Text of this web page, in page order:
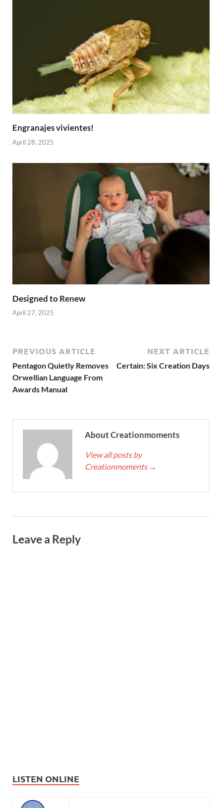
Engranajes vivientes!
April 28, 2025
Designed to Renew
April 27, 2025
PREVIOUS ARTICLE
Pentagon Quietly Removes
Orwellian Language From
Awards Manual
NEXT ARTICLE
Certain: Six Creation Days
About Creationmoments
View all posts by
Creationmoments →
Leave a Reply
LISTEN ONLINE